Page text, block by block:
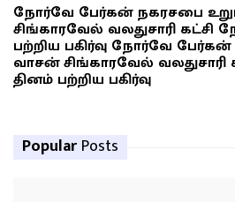
நோர்வே பேர்கன் நகரசபை
சிங்காரவேல் வலதுசாரி கட்சி
பற்றிய பகிர்வு நோர்வே
வாசன் சிங்காரவேல்
தினம் பற்றிய பகிர்வு
Popular Posts